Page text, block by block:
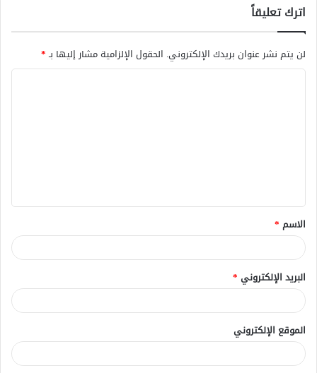
اترك تعليقاً
لن يتم نشر عنوان بريدك الإلكتروني. الحقول الإلزامية مشار إليها بـ*
ق
*
الاسم *
البريد الإلكتروني *
الموقع الإلكتروني